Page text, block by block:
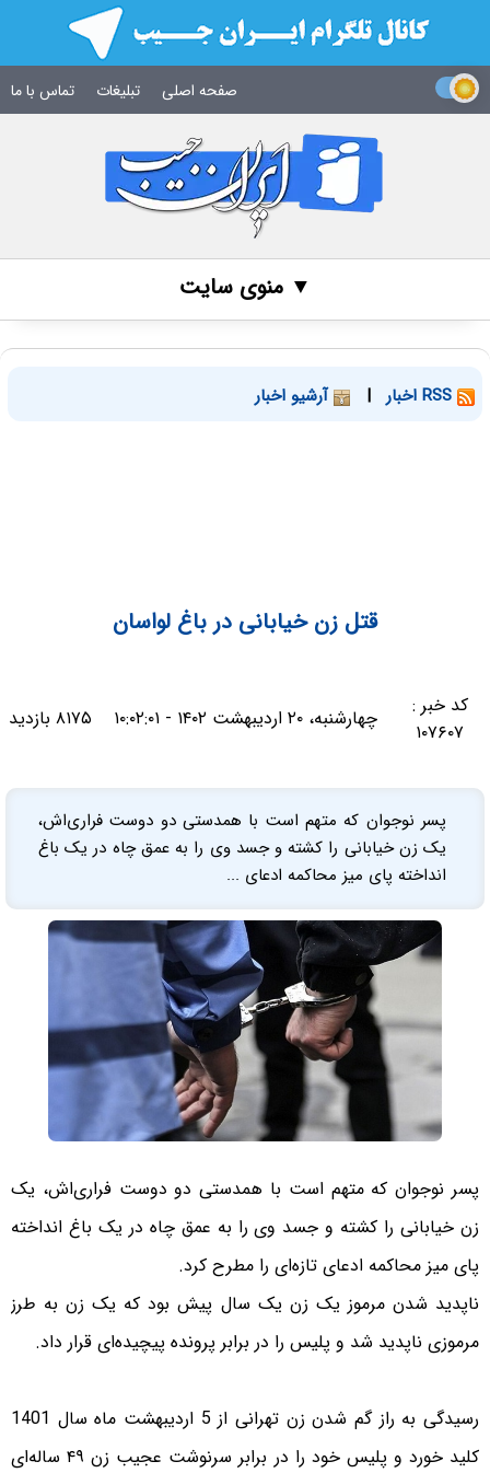
صفحه اصلی تبلیغات تماس با ما
▼ منوی سایت
| آرشیو اخبار
قتل زن خیابانی در باغ لواسان
کد خبر :
۱۰۷۶۰۷
چهارشنبه، ۲۰ اردیبهشت ۱۴۰۲ - ۱۰:۰۲:۰۱ ۸۱۷۵ بازدید
پسر نوجوان که متهم است با همدستی دو دوست فراری‌اش،
یک زن خیابانی را کشته و جسد وی را به عمق چاه در یک باغ
انداخته پای میز محاکمه ادعای ...
پسر نوجوان که متهم است با همدستی دو دوست فراری‌اش، یک
زن خیابانی را کشته و جسد وی را به عمق چاه در یک باغ انداخته
پای میز محاکمه ادعای تازه‌ای را مطرح کرد.
ناپدید شدن مرموز یک زن یک سال پیش بود که یک زن به طرز
مرموزی ناپدید شد و پلیس را در برابر پرونده پیچیده‌ای قرار داد.
رسیدگی به راز گم شدن زن تهرانی از 5 اردیبهشت ماه سال 1401
کلید خورد و پلیس خود را در برابر سرنوشت عجیب زن ۴۹ ساله‌ای